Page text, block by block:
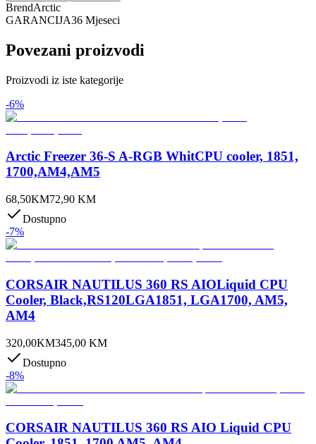
BrendArctic
GARANCIJA36 Mjeseci
Povezani proizvodi
Proizvodi iz iste kategorije
-6%
Arctic Freezer 36-S A-RGB WhitCPU cooler, 1851,
1700,AM4,AM5
68,50KM72,90 KM
Dostupno
-7%
CORSAIR NAUTILUS 360 RS AIOLiquid CPU
Cooler, Black,RS120LGA1851, LGA1700, AM5,
AM4
320,00KM345,00 KM
Dostupno
-8%
CORSAIR NAUTILUS 360 RS AIO Liquid CPU